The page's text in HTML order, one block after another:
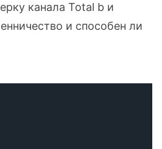
канала Total b и
и способен ли